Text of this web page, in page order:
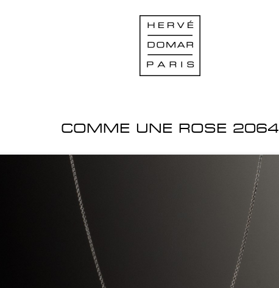
COMME UNE ROSE 2064